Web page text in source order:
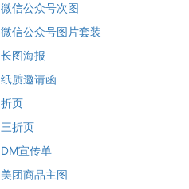
微信公众号次图
微信公众号图片套装
长图海报
纸质邀请函
折页
三折页
DM宣传单
美团商品主图